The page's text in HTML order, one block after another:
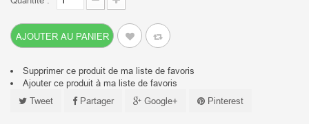
AJOUTER AU PANIER
Supprimer ce produit de ma liste de favoris
Ajouter ce produit à ma liste de favoris
Tweet
Partager Google+ Pinterest